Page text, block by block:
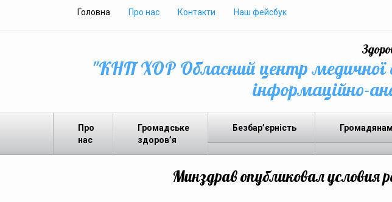
Головна Про нас Контакти Наш фейсбук
"КНП ХОР Обласний центр медичної
інформаційно-
Про
нас
Громадське
здоров’я
Безбар’єрність Громадянам
Минздрав опубликовал условия